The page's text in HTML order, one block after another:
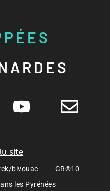
site
bivouac
GR®10
les Pyrénées